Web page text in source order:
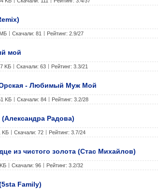
Скачали: 81 Рейтинг: 2.9/27
мой
KБ Скачали: 63 Рейтинг: 3.3/21
- Любимый Муж Мой
KБ Скачали: 84 Рейтинг: 3.2/28
Радова)
KБ Скачали: 72 Рейтинг: 3.7/24
из чистого золота (Стас Михайлов)
Скачали: 96 Рейтинг: 3.2/32
Family)